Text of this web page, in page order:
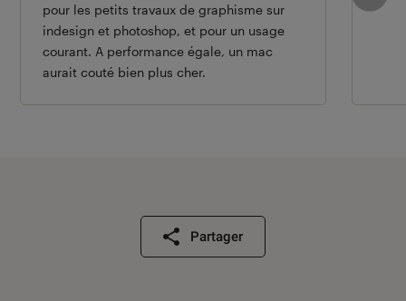
pour les petits travaux de graphisme sur
indesign et photoshop, et pour un usage
courant. A performance égale, un mac
aurait couté bien plus cher.
Partager